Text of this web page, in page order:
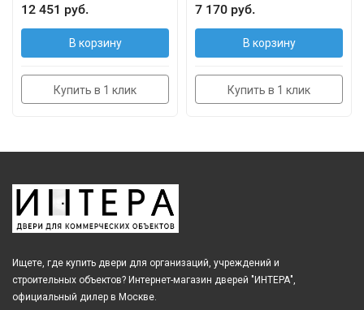
12 451 руб.
В корзину
Купить в 1 клик
7 170 руб.
В корзину
Купить в 1 клик
Ищете, где купить двери для организаций, учреждений и
строительных объектов? Интернет-магазин дверей "ИНТЕРА",
официальный дилер в Москве.